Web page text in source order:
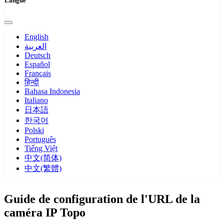
English
العربية
Deutsch
Español
Français
हिन्दी
Bahasa Indonesia
Italiano
日本語
한국어
Polski
Português
Tiếng Việt
中文(简体)
中文(繁體)
Guide de configuration de l'URL de la
caméra IP Topo